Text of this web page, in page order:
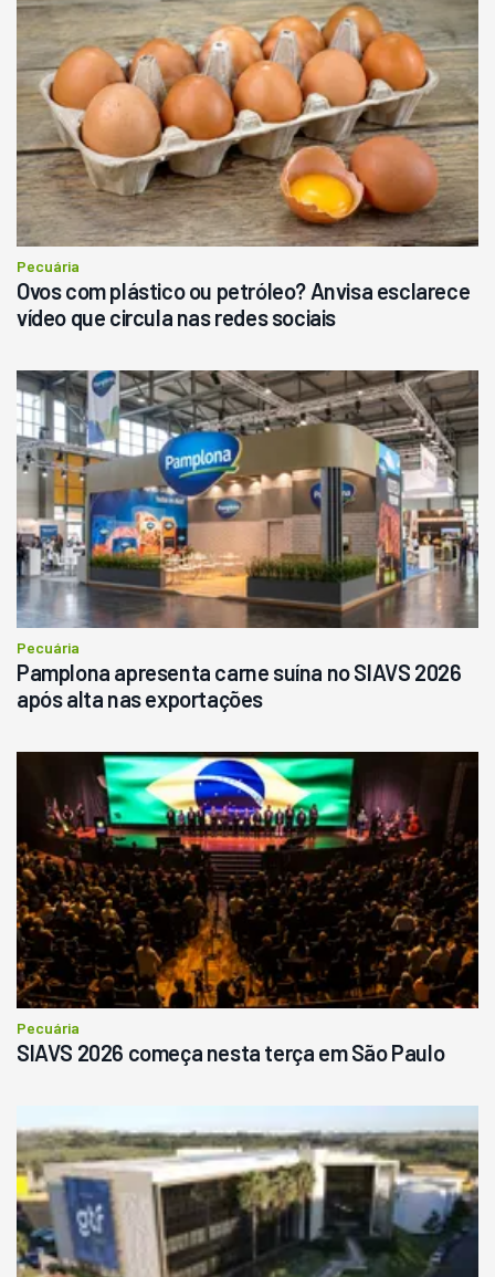
Pecuária
Ovos com plástico ou petróleo? Anvisa esclarece
vídeo que circula nas redes sociais
Pecuária
Pamplona apresenta carne suína no SIAVS 2026
após alta nas exportações
Pecuária
SIAVS 2026 começa nesta terça em São Paulo